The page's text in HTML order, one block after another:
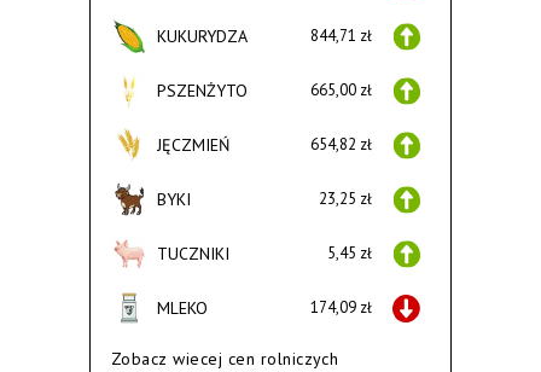
KUKURYDZA 844,71 zł
PSZENŻYTO 665,00 zł
JĘCZMIEŃ 654,82 zł
BYKI 23,25 zł
TUCZNIKI 5,45 zł
MLEKO 174,09 zł
Zobacz wiecej cen rolniczych